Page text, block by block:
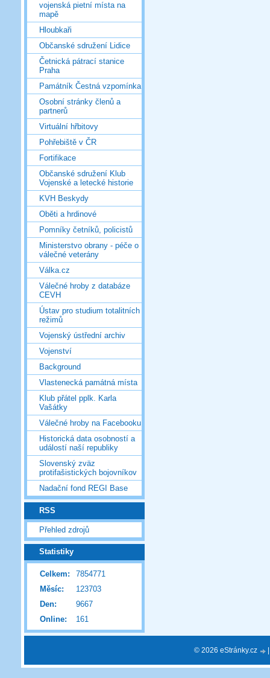
vojenská pietní místa na
mapě
Hloubkaři
Občanské sdružení Lidice
Četnická pátrací stanice
Praha
Památník Čestná vzpomínka
Osobní stránky členů a
partnerů
Virtuální hřbitovy
Pohřebiště v ČR
Fortifikace
Občanské sdružení Klub
Vojenské a letecké historie
KVH Beskydy
Oběti a hrdinové
Pomníky četníků, policistů
Ministerstvo obrany - péče o
válečné veterány
Válka.cz
Válečné hroby z databáze
CEVH
Ústav pro studium totalitních
režimů
Vojenský ústřední archiv
Vojenství
Background
Vlastenecká památná místa
Klub přátel pplk. Karla
Vašátky
Válečné hroby na Facebooku
Historická data osobností a
událostí naší republiky
Slovenský zväz
protifašistických bojovníkov
Nadační fond REGI Base
RSS
Přehled zdrojů
Statistiky
Online: 161
Celkem:
7854771
Měsíc:
123703
Den:
9667
© 2026 eStránky.cz